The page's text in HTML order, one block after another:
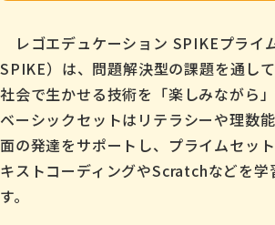
レゴエデュケーション SPIKEプライ
SPIKE）は、問題解決型の課題を通し
社会で生かせる技術を「楽しみながら」
ベーシックセットはリテラシーや理数
面の発達をサポートし、プライムセッ
キストコーディングやScratchなどを学
す。